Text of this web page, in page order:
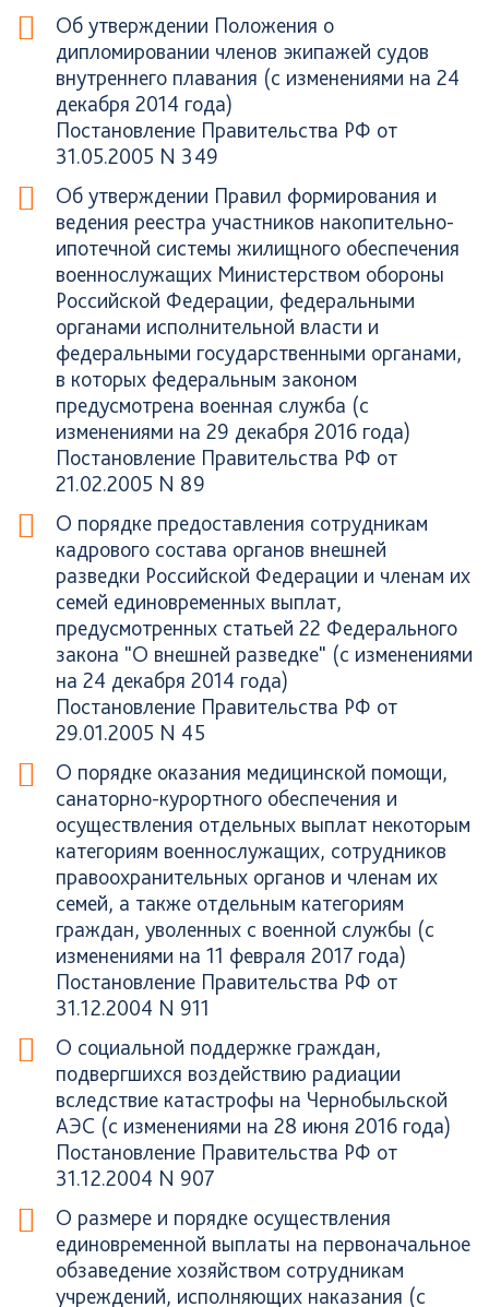
Об утверждении Положения о
дипломировании членов экипажей судов
внутреннего плавания (с изменениями на 24
декабря 2014 года)
Постановление Правительства РФ от
31.05.2005 N 349
Об утверждении Правил формирования и
ведения реестра участников накопительно-
ипотечной системы жилищного обеспечения
военнослужащих Министерством обороны
Российской Федерации, федеральными
органами исполнительной власти и
федеральными государственными органами,
в которых федеральным законом
предусмотрена военная служба (с
изменениями на 29 декабря 2016 года)
Постановление Правительства РФ от
21.02.2005 N 89
О порядке предоставления сотрудникам
кадрового состава органов внешней
разведки Российской Федерации и членам их
семей единовременных выплат,
предусмотренных статьей 22 Федерального
закона "О внешней разведке" (с изменениями
на 24 декабря 2014 года)
Постановление Правительства РФ от
29.01.2005 N 45
О порядке оказания медицинской помощи,
санаторно-курортного обеспечения и
осуществления отдельных выплат некоторым
категориям военнослужащих, сотрудников
правоохранительных органов и членам их
семей, а также отдельным категориям
граждан, уволенных с военной службы (с
изменениями на 11 февраля 2017 года)
Постановление Правительства РФ от
31.12.2004 N 911
О социальной поддержке граждан,
подвергшихся воздействию радиации
вследствие катастрофы на Чернобыльской
АЭС (с изменениями на 28 июня 2016 года)
Постановление Правительства РФ от
31.12.2004 N 907
О размере и порядке осуществления
единовременной выплаты на первоначальное
обзаведение хозяйством сотрудникам
учреждений, исполняющих наказания (с